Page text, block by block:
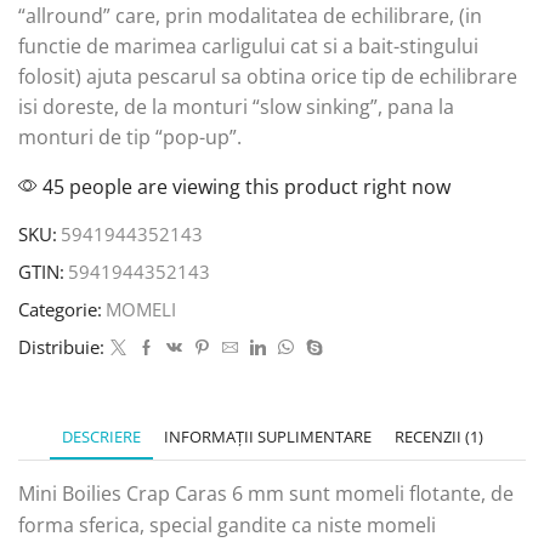
“allround” care, prin modalitatea de echilibrare, (in
functie de marimea carligului cat si a bait-stingului
folosit) ajuta pescarul sa obtina orice tip de echilibrare
isi doreste, de la monturi “slow sinking”, pana la
monturi de tip “pop-up”.
45 people are viewing this product right now
SKU: 5941944352143
GTIN: 5941944352143
Categorie: MOMELI
Distribuie:
DESCRIERE INFORMAȚII SUPLIMENTARE RECENZII (1)
Mini Boilies Crap Caras 6 mm sunt momeli flotante, de
forma sferica, special gandite ca niste momeli